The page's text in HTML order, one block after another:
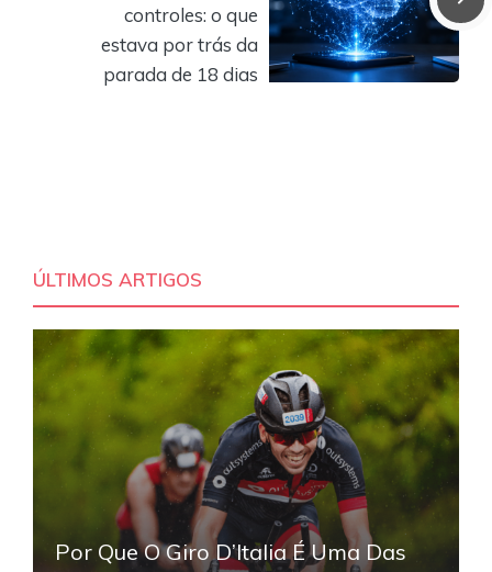
controles: o que
estava por trás da
parada de 18 dias
ÚLTIMOS ARTIGOS
Por Que O Giro D’Italia É Uma Das